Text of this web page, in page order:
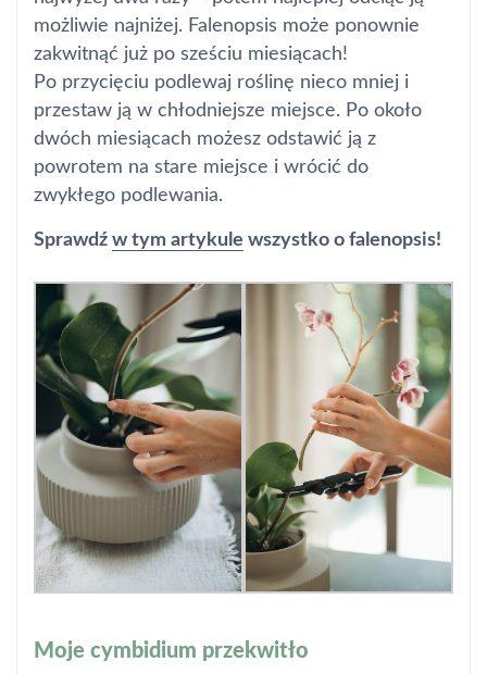
możliwie najniżej. Falenopsis może ponownie
zakwitnąć już po sześciu miesiącach!
Po przycięciu podlewaj roślinę nieco mniej i
przestaw ją w chłodniejsze miejsce. Po około
dwóch miesiącach możesz odstawić ją z
powrotem na stare miejsce i wrócić do
zwykłego podlewania.
Sprawdź w tym artykule wszystko o falenopsis!
Moje cymbidium przekwitło